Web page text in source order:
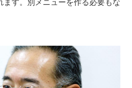
ます。別メニューを作る必要もな